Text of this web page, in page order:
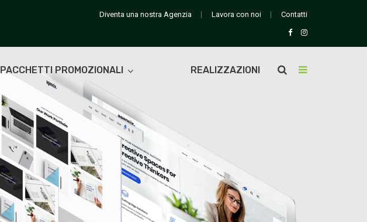
Diventa una nostra Agenzia Lavora con noi Contatti
PACCHETTI PROMOZIONALI REALIZZAZIONI